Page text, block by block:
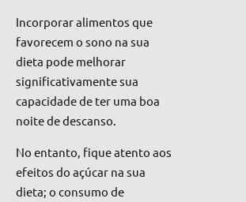
Incorporar alimentos que
favorecem o sono na sua
dieta pode melhorar
significativamente sua
capacidade de ter uma boa
noite de descanso.
No entanto, fique atento aos
efeitos do açúcar na sua
dieta; o consumo de